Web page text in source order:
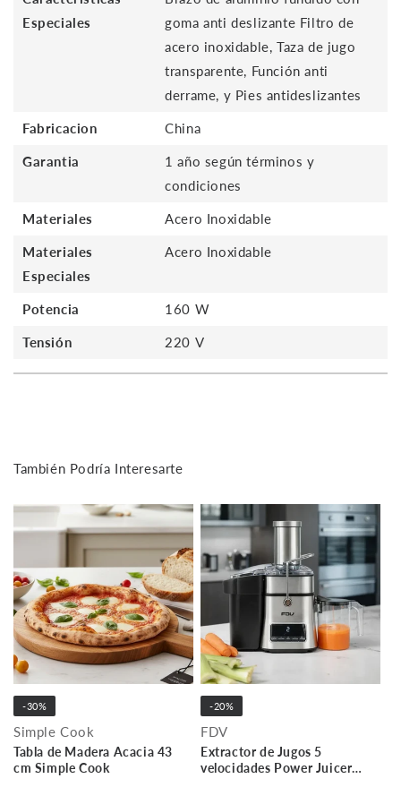
Especiales
goma anti deslizante Filtro de
acero inoxidable, Taza de jugo
transparente, Función anti
derrame, y Pies antideslizantes
Fabricacion China
Garantia
1 año según términos y
condiciones
Materiales Acero Inoxidable
Materiales
Especiales
Acero Inoxidable
Potencia 160 W
Tensión 220 V
También Podría Interesarte
-30%
Simple Cook
Tabla de Madera Acacia 43
cm Simple Cook
-20%
FDV
Extractor de Jugos 5
velocidades Power Juicer